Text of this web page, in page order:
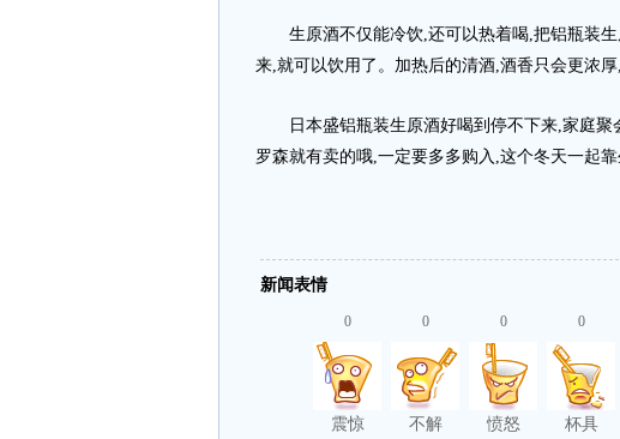
生原酒不仅能冷饮,还可以热着喝,把铝瓶装生
来,就可以饮用了。加热后的清酒,酒香只会更浓厚
日本盛铝瓶装生原酒好喝到停不下来,家庭聚
罗森就有卖的哦,一定要多多购入,这个冬天一起靠
新闻表情
0
震惊
0
不解
0
愤怒
0
杯具